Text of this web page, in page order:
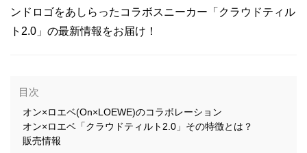
ンドロゴをあしらったコラボスニーカー「クラウドティル
ト2.0」の最新情報をお届け！
目次
オン×ロエベ(On×LOEWE)のコラボレーション
オン×ロエベ「クラウドティルト2.0」その特徴とは？
販売情報